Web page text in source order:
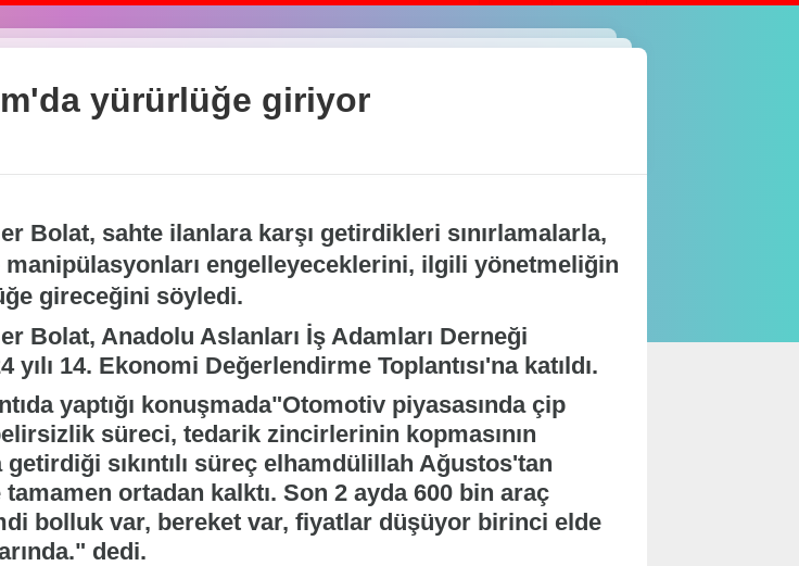
yürürlüğe giriyor
Bolat, sahte ilanlara karşı getirdikleri sınırlamalarla,
engelleyeceklerini, ilgili yönetmeliğin
gireceğini söyledi.
Bolat, Anadolu Aslanları İş Adamları Derneği
yılı 14. Ekonomi Değerlendirme Toplantısı'na katıldı.
yaptığı konuşmada"Otomotiv piyasasında çip
süreci, tedarik zincirlerinin kopmasının
sıkıntılı süreç elhamdülillah Ağustos'tan
ortadan kalktı. Son 2 ayda 600 bin araç
bolluk var, bereket var, fiyatlar düşüyor birinci elde
dedi.